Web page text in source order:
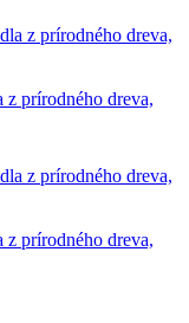
z prírodného dreva,
z prírodného dreva,